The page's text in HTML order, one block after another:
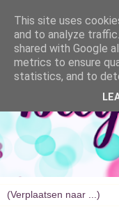
This site uses
and to analyze
shared with Google
metrics to ensure
statistics, and to